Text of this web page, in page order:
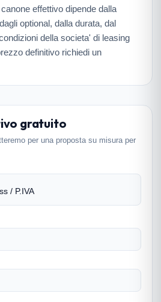
effettivo dipende dalla
optional, dalla durata, dal
della societa' di leasing
definitivo richiedi un
gratuito
per una proposta su misura per
/ P.IVA